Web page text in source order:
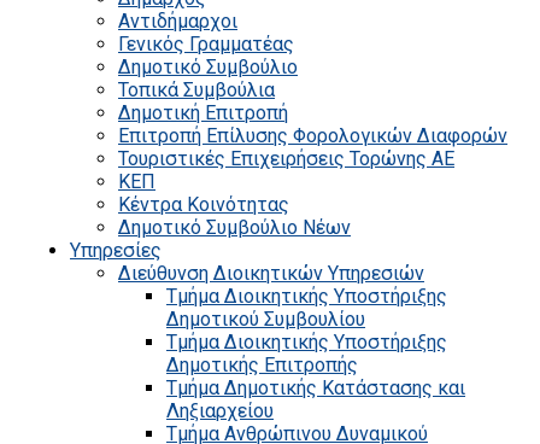
Αντιδήμαρχοι
Γενικός Γραμματέας
Δημοτικό Συμβούλιο
Τοπικά Συμβούλια
Δημοτική Επιτροπή
Επιτροπή Επίλυσης Φορολογικών Διαφορών
Τουριστικές Επιχειρήσεις Τορώνης ΑΕ
ΚΕΠ
Κέντρα Κοινότητας
Δημοτικό Συμβούλιο Νέων
Υπηρεσίες
Διεύθυνση Διοικητικών Υπηρεσιών
Τμήμα Διοικητικής Υποστήριξης
Δημοτικού Συμβουλίου
Τμήμα Διοικητικής Υποστήριξης
Δημοτικής Επιτροπής
Τμήμα Δημοτικής Κατάστασης και
Ληξιαρχείου
Τμήμα Ανθρώπινου Δυναμικού